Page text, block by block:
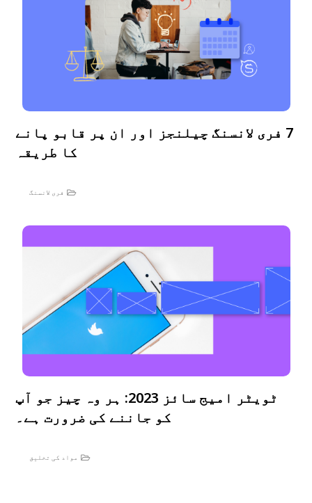
7 فری لانسنگ چیلنجز اور ان پر قابو پانے
کا طریقہ
فری لانسنگ
ٹویٹر امیج سائز 2023: ہر وہ چیز جو آپ
کو جاننے کی ضرورت ہے۔
مواد کی تخلیق